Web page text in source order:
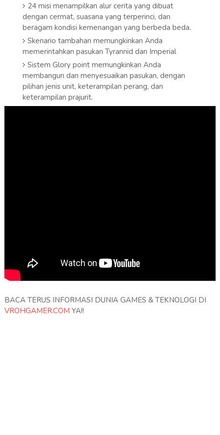
24 misi menampilkan alur cerita yang dibuat
dengan cermat, suasana yang terperinci, dan
beragam kondisi kemenangan yang berbeda beda.
Skenario tambahan memungkinkan Anda
memerintahkan pasukan Tyrannid dan Imperial
Sistem Glory point memungkinkan Anda
membangun dan menyesuaikan pasukan, dengan
pilihan jenis unit, keterampilan perang, dan
keterampilan prajurit.
BACA TERUS INFORMASI DUNIA GAMES & TEKNOLOGI DI
VROHGAMER.COM YA!!